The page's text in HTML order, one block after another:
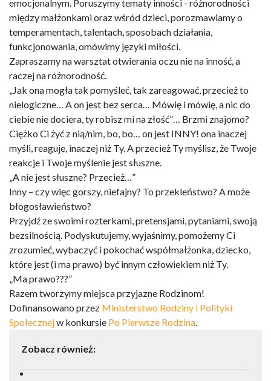
emocjonalnym. Poruszymy tematy inności - różnorodności
między małżonkami oraz wśród dzieci, porozmawiamy o
temperamentach, talentach, sposobach działania,
funkcjonowania, omówimy języki miłości.
Zapraszamy na warsztat otwierania oczu nie na inność, a
raczej na różnorodność.
„Jak ona mogła tak pomyśleć, tak zareagować, przecież to
nielogiczne… A on jest bez serca… Mówię i mówię, a nic do
ciebie nie dociera, ty robisz mi na złość”… Brzmi znajomo?
Ciężko Ci żyć z nią/nim, bo, bo… on jest INNY! ona inaczej
myśli, reaguje, inaczej niż Ty. A przecież Ty myślisz, że Twoje
reakcje i Twoje myślenie jest słuszne.
„A nie jest słuszne? Przecież…”
Inny – czy więc gorszy, niefajny? To przekleństwo? A może
błogosławieństwo?
Przyjdź ze swoimi rozterkami, pretensjami, pytaniami, swoją
bezsilnością. Podyskutujemy, wyjaśnimy, pomożemy Ci
zrozumieć, wybaczyć i pokochać współmałżonka, dziecko,
które jest (i ma prawo) być innym człowiekiem niż Ty.
„Ma prawo???”
Razem tworzymy miejsca przyjazne Rodzinom!
Dofinansowano przez Ministerstwo Rodziny i Polityki
Społecznejw konkursie Po Pierwsze Rodzina
Zobacz również: